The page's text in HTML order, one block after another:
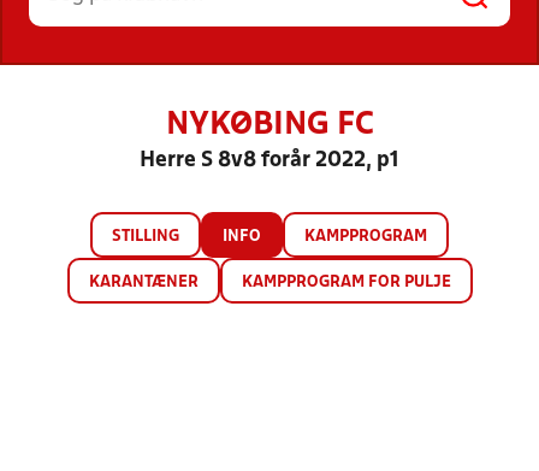
NYKØBING FC
Herre S 8v8 forår 2022, p1
STILLING INFO KAMPPROGRAM
KARANTÆNER KAMPPROGRAM FOR PULJE